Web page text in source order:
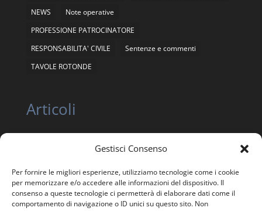
Gestisci Consenso
Per fornire le migliori esperienze, utilizziamo tecnologie come i cookie
per memorizzare e/o accedere alle informazioni del dispositivo. Il
consenso a queste tecnologie ci permetterà di elaborare dati come il
comportamento di navigazione o ID unici su questo sito. Non
NEWS
Note operative
PROFESSIONE PATROCINATORE
RESPONSABILITA' CIVILE
Sentenze e commenti
TAVOLE ROTONDE
Articoli
ASSEMBLEA NAZIONALE ORDINARIA E
ASSEMBLEA NAZIONALE STRAORDINARIA ANEIS 24
APRILE 2026